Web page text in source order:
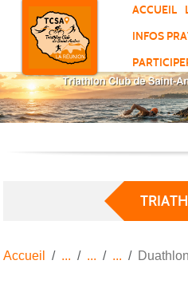
ACCUEIL
INFOS
Accueil
Panneau de gestion des cookies